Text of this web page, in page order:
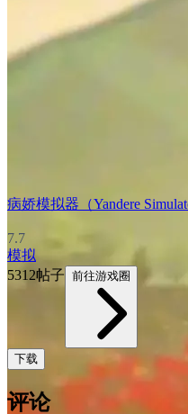
病娇模拟器（Yandere
7.7
模拟
5312帖子 前往游戏圈
下载
评论